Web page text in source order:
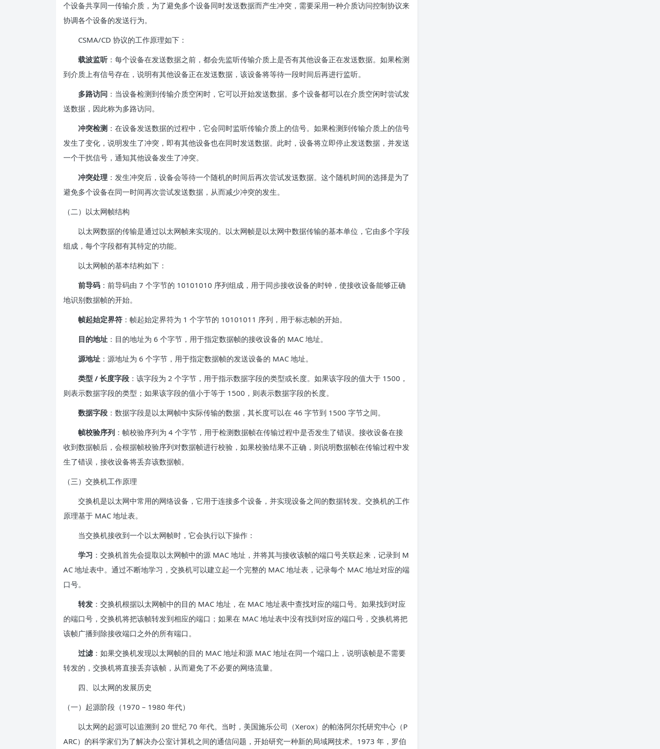
个设备共享同一传输介质，为了避免多个设备同时发送数据而产生冲突，需要采用一种介质访问控制协议来
协调各个设备的发送行为。
CSMA/CD 协议的工作原理如下：
载波监听 ：每个设备在发送数据之前，都会先监听传输介质上是否有其他设备正在发送数据。如果检测
到介质上有信号存在，说明有其他设备正在发送数据，该设备将等待一段时间后再进行监听。
多路访问 ：当设备检测到传输介质空闲时，它可以开始发送数据。多个设备都可以在介质空闲时尝试发
送数据，因此称为多路访问。
冲突检测 ：在设备发送数据的过程中，它会同时监听传输介质上的信号。如果检测到传输介质上的信号
发生了变化，说明发生了冲突，即有其他设备也在同时发送数据。此时，设备将立即停止发送数据，并发送
一个干扰信号，通知其他设备发生了冲突。
冲突处理 ：发生冲突后，设备会等待一个随机的时间后再次尝试发送数据。这个随机时间的选择是为了
避免多个设备在同一时间再次尝试发送数据，从而减少冲突的发生。
（二）以太网帧结构
以太网数据的传输是通过以太网帧来实现的。以太网帧是以太网中数据传输的基本单位，它由多个字段
组成，每个字段都有其特定的功能。
以太网帧的基本结构如下：
前导码 ：前导码由 7 个字节的 10101010 序列组成，用于同步接收设备的时钟，使接收设备能够正确
地识别数据帧的开始。
帧起始定界符 ：帧起始定界符为 1 个字节的 10101011 序列，用于标志帧的开始。
目的地址 ：目的地址为 6 个字节，用于指定数据帧的接收设备的 MAC 地址。
源地址 ：源地址为 6 个字节，用于指定数据帧的发送设备的 MAC 地址。
类型 / 长度字段 ：该字段为 2 个字节，用于指示数据字段的类型或长度。如果该字段的值大于 1500，
则表示数据字段的类型；如果该字段的值小于等于 1500，则表示数据字段的长度。
数据字段 ：数据字段是以太网帧中实际传输的数据，其长度可以在 46 字节到 1500 字节之间。
帧校验序列 ：帧校验序列为 4 个字节，用于检测数据帧在传输过程中是否发生了错误。接收设备在接
收到数据帧后，会根据帧校验序列对数据帧进行校验，如果校验结果不正确，则说明数据帧在传输过程中发
生了错误，接收设备将丢弃该数据帧。
（三）交换机工作原理
交换机是以太网中常用的网络设备，它用于连接多个设备，并实现设备之间的数据转发。交换机的工作
原理基于 MAC 地址表。
当交换机接收到一个以太网帧时，它会执行以下操作：
学习 ：交换机首先会提取以太网帧中的源 MAC 地址，并将其与接收该帧的端口号关联起来，记录到 M
AC 地址表中。通过不断地学习，交换机可以建立起一个完整的 MAC 地址表，记录每个 MAC 地址对应的端
口号。
转发 ：交换机根据以太网帧中的目的 MAC 地址，在 MAC 地址表中查找对应的端口号。如果找到对应
的端口号，交换机将把该帧转发到相应的端口；如果在 MAC 地址表中没有找到对应的端口号，交换机将把
该帧广播到除接收端口之外的所有端口。
过滤：如果交换机发现以太网帧的目的 MAC 地址和源 MAC 地址在同一个端口上，说明该帧是不需要
转发的，交换机将直接丢弃该帧，从而避免了不必要的网络流量。
四、以太网的发展历史
（一）起源阶段（1970 – 1980 年代）
以太网的起源可以追溯到 20 世纪 70 年代。当时，美国施乐公司（Xerox）的帕洛阿尔托研究中心（P
ARC）的科学家们为了解决办公室计算机之间的通信问题，开始研究一种新的局域网技术。1973 年，罗伯